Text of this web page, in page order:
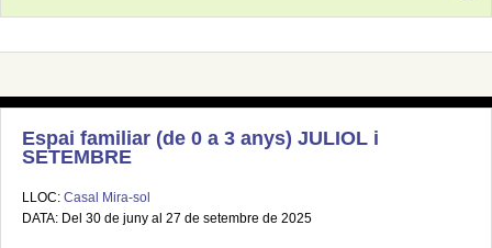
Espai familiar (de 0 a 3 anys) JULIOL i
SETEMBRE
LLOC: Casal Mira-sol
DATA: Del 30 de juny al 27 de setembre de 2025